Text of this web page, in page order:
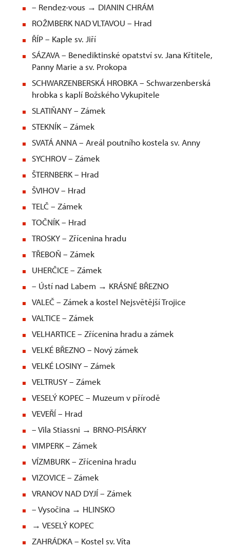
– Rendez-vous → DIANIN CHRÁM
ROŽMBERK NAD VLTAVOU – Hrad
ŘÍP – Kaple sv. Jiří
SÁZAVA – Benediktinské opatství sv. Jana Křtitele,
Panny Marie a sv. Prokopa
SCHWARZENBERSKÁ HROBKA – Schwarzenberská
hrobka s kaplí Božského Vykupitele
SLATIŇANY – Zámek
STEKNÍK – Zámek
SVATÁ ANNA – Areál poutního kostela sv. Anny
SYCHROV – Zámek
ŠTERNBERK – Hrad
ŠVIHOV – Hrad
TELČ – Zámek
TOČNÍK – Hrad
TROSKY – Zřícenina hradu
TŘEBOŇ – Zámek
UHERČICE – Zámek
– Ústí nad Labem → KRÁSNÉ BŘEZNO
VALEČ – Zámek a kostel Nejsvětější Trojice
VALTICE – Zámek
VELHARTICE – Zřícenina hradu a zámek
VELKÉ BŘEZNO – Nový zámek
VELKÉ LOSINY – Zámek
VELTRUSY – Zámek
VESELÝ KOPEC – Muzeum v přírodě
VEVEŘÍ – Hrad
– Vila Stiassni → BRNO-PISÁRKY
VIMPERK – Zámek
VÍZMBURK – Zřícenina hradu
VIZOVICE – Zámek
VRANOV NAD DYJÍ – Zámek
– Vysočina → HLINSKO
→ VESELÝ KOPEC
ZAHRÁDKA – Kostel sv. Víta